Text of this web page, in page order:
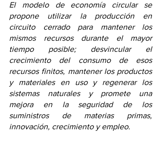
El modelo de economía circular se
propone utilizar la producción en
circuito cerrado para mantener los
mismos recursos durante el mayor
tiempo posible; desvincular el
crecimiento del consumo de esos
recursos finitos, mantener los productos
y materiales en uso y regenerar los
sistemas naturales y promete una
mejora en la seguridad de los
suministros de materias primas,
innovación, crecimiento y empleo.